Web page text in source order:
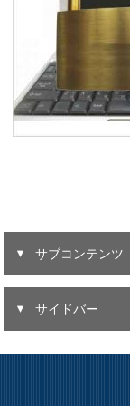
サブコンテンツ
サイドバー